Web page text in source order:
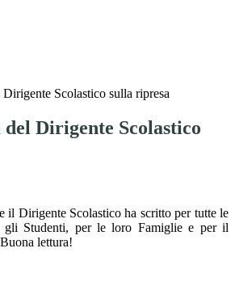
Scolastico sulla ripresa
Dirigente Scolastico
il Dirigente Scolastico ha scritto per tutte le
gli Studenti, per le loro Famiglie e per il
lettura!